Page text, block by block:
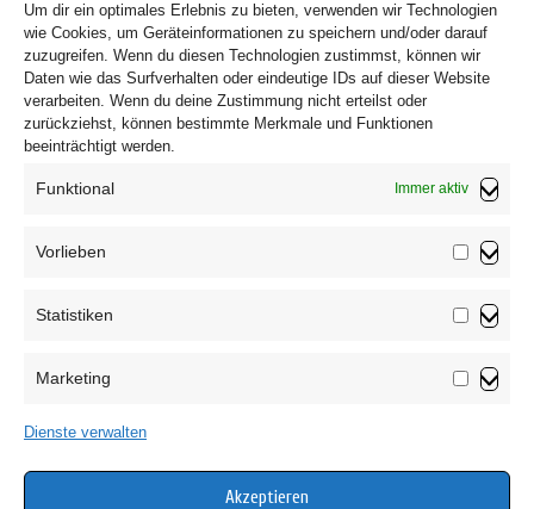
Um dir ein optimales Erlebnis zu bieten, verwenden wir Technologien
wie Cookies, um Geräteinformationen zu speichern und/oder darauf
zuzugreifen. Wenn du diesen Technologien zustimmst, können wir
Daten wie das Surfverhalten oder eindeutige IDs auf dieser Website
verarbeiten. Wenn du deine Zustimmung nicht erteilst oder
zurückziehst, können bestimmte Merkmale und Funktionen
beeinträchtigt werden.
Funktional Immer aktiv
Vorlieben
Statistiken
Marketing
Dienste verwalten
Akzeptieren
1 2 Weiter→
Cookie-Richtlinie (EU)